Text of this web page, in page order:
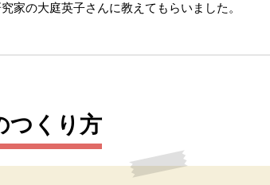
家の大庭英子さんに教えてもらいました。
つくり方